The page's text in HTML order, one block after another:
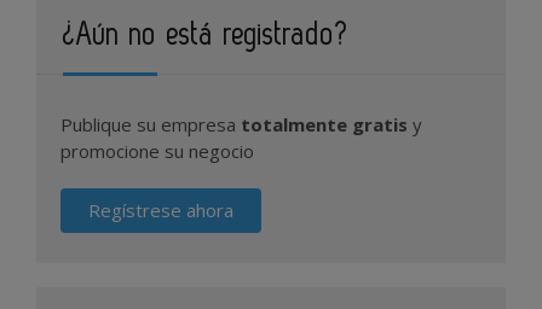
¿Aún no está registrado?
Publique su empresa totalmente gratis y
promocione su negocio
Regístrese ahora